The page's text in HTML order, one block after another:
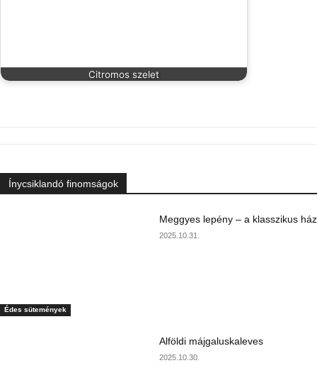
Citromos szelet
Ínycsiklandó finomságok
Édes sütemények
Meggyes lepény – a klasszikus
2025.10.31.
Alföldi májgaluskaleves
2025.10.30.